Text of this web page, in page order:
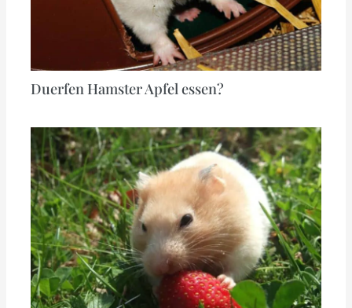
Duerfen Hamster Apfel essen?